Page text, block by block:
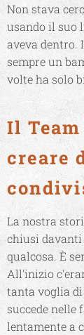
Non stava
usando il suo
aveva dentro.
sempre un
volte ha solo
Il
creare
La nostra
chiusi davanti
qualcosa. È
All'inizio
tanta voglia
succede nelle
lentamente a